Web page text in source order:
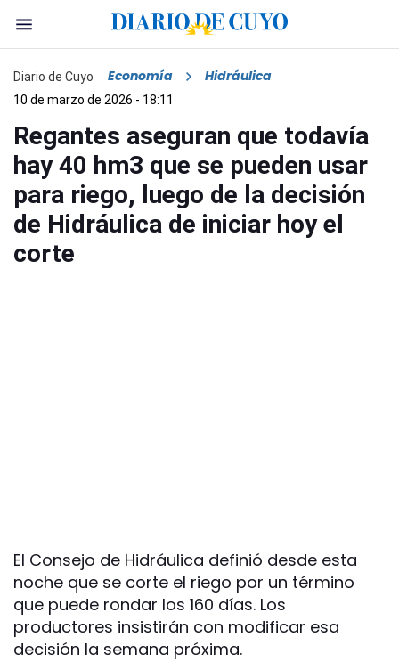
Diario de Cuyo Economía Hidráulica
10 de marzo de 2026 - 18:11
Regantes aseguran que todavía
hay 40 hm3 que se pueden usar
para riego, luego de la decisión
de Hidráulica de iniciar hoy el
corte
El Consejo de Hidráulica definió desde esta
noche que se corte el riego por un término
que puede rondar los 160 días. Los
productores insistirán con modificar esa
decisión la semana próxima.